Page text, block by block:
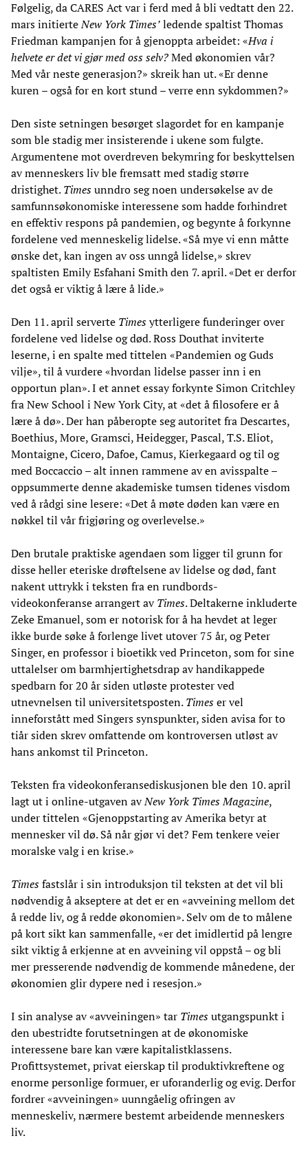
Følgelig, da CARES Act var i ferd med å bli vedtatt den 22.
mars initierteNew York Times’ledende spaltist Thomas
Friedman kampanjen for å gjenoppta arbeidet: «Hva i
helveteerdetvigjørmed oss selv?Med økonomien vår?
Med vår neste generasjon?» skreik han ut. «Er denne
kuren – også for en kort stund – verre enn sykdommen?»
Den siste setningen besørget slagordet for en kampanje
som ble stadig mer insisterende i ukene som fulgte.
Argumentene mot overdreven bekymring for beskyttelsen
av menneskers liv ble fremsatt med stadig større
dristighet.Timesunndro seg noen undersøkelse av de
samfunnsøkonomiske interessene som hadde forhindret
en effektiv respons på pandemien, og begynte å forkynne
fordelene ved menneskelig lidelse. «Så mye vi enn måtte
ønske det, kan ingen av oss unngå lidelse,» skrev
spaltisten Emily Esfahani Smith den 7. april. «Det er derfor
det også er viktig å lære å lide.»
Den 11. april serverte Timesytterligere funderinger over
fordelene ved lidelse og død. Ross Douthat inviterte
leserne, i en spalte med tittelen «Pandemien og Guds
vilje», til å vurdere «hvordan lidelse passer inn i en
opportun plan». I et annet essay forkynte Simon Critchley
fra New School i New York City, at «det å filosofere er å
lære å dø». Der han påberopte seg autoritet fra Descartes,
Boethius, More, Gramsci, Heidegger, Pascal, T.S. Eliot,
Montaigne, Cicero, Dafoe, Camus, Kierkegaard og til og
med Boccaccio – alt innen rammene av en avisspalte –
oppsummerte denne akademiske tumsen tidenes visdom
ved å rådgi sine lesere: «Det å møte døden kan være en
nøkkel til vår frigjøring og overlevelse.»
Den brutale praktiske agendaen som ligger til grunn for
disse heller eteriske drøftelsene av lidelse og død, fant
nakent uttrykk i teksten fra en rundbords-
videokonferanse arrangert avTimes. Deltakerne inkluderte
Zeke Emanuel, som er notorisk for å ha hevdet at leger
ikke burde søke å forlenge livet utover 75 år, og Peter
Singer, en professor i bioetikk ved Princeton, som for sine
uttalelser om barmhjertighetsdrap av handikappede
spedbarn for 20 år siden utløste protester ved
utnevnelsen til universitetsposten.Timeser vel
inneforstått med Singers synspunkter, siden avisa for to
tiår siden skrev omfattende om kontroversen utløst av
hans ankomst til Princeton.
Teksten fra videokonferansediskusjonen ble den 10. april
lagt ut i online-utgaven avNew York Times Magazine,
under tittelen «Gjenoppstarting av Amerika betyr at
mennesker vil dø. Så når gjør vi det? Fem tenkere veier
moralske valg i en krise.»
Timesfastslår i sin introduksjon til teksten at det vil bli
nødvendig å akseptere at det er en «avveining mellom det
å redde liv, og å redde økonomien». Selv om de to målene
på kort sikt kan sammenfalle, «er det imidlertid på lengre
sikt viktig å erkjenne at en avveining vil oppstå – og bli
mer presserende nødvendig de kommende månedene, der
økonomien glir dypere ned i resesjon.»
I sin analyse av «avveiningen» tar Timesutgangspunkt i
den ubestridte forutsetningen at de økonomiske
interessene bare kan være kapitalistklassens.
Profittsystemet, privat eierskap til produktivkreftene og
enorme personlige formuer, er uforanderlig og evig. Derfor
fordrer «avveiningen» uunngåelig ofringen av
menneskeliv, nærmere bestemt arbeidende menneskers
liv.